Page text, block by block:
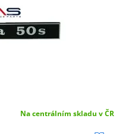
Na centrálním skladu v ČR